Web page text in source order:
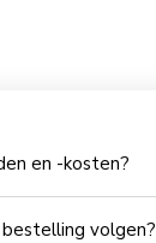
en -kosten?
volgen?